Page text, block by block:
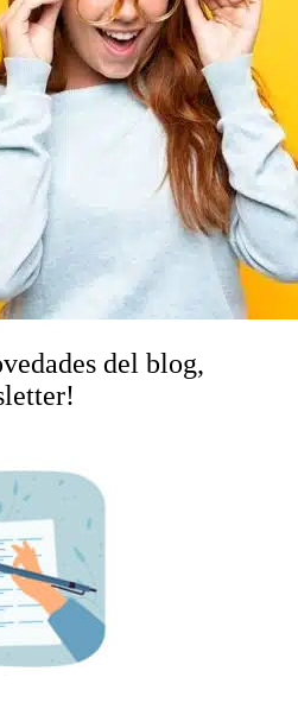
del blog,